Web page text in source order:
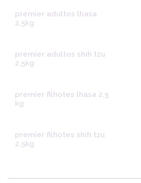
premier adultos lhasa
2,5kg
premier adultos shih tzu
2,5kg
premier filhotes lhasa 2,5
kg
premier filhotes shih tzu
2,5kg